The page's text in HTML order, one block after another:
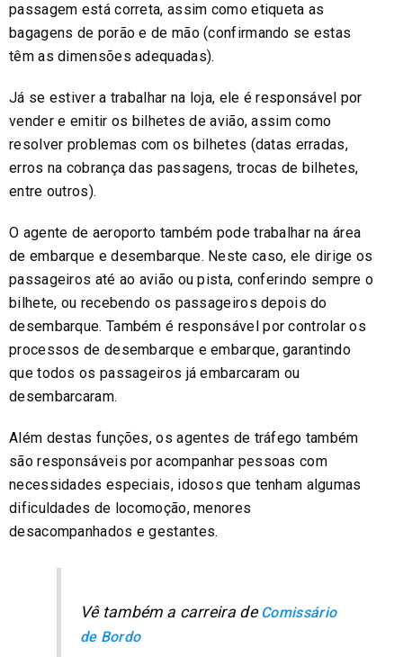
passagem está correta, assim como etiqueta as
bagagens de porão e de mão (confirmando se estas
têm as dimensões adequadas).
Já se estiver a trabalhar na loja, ele é responsável por
vender e emitir os bilhetes de avião, assim como
resolver problemas com os bilhetes (datas erradas,
erros na cobrança das passagens, trocas de bilhetes,
entre outros).
O agente de aeroporto também pode trabalhar na área
de embarque e desembarque. Neste caso, ele dirige os
passageiros até ao avião ou pista, conferindo sempre o
bilhete, ou recebendo os passageiros depois do
desembarque. Também é responsável por controlar os
processos de desembarque e embarque, garantindo
que todos os passageiros já embarcaram ou
desembarcaram.
Além destas funções, os agentes de tráfego também
são responsáveis por acompanhar pessoas com
necessidades especiais, idosos que tenham algumas
dificuldades de locomoção, menores
desacompanhados e gestantes.
Vê também a carreira deComissário
de Bordo